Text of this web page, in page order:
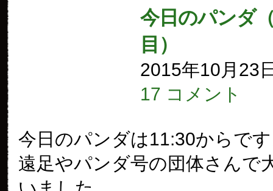
今日のパンダ
目）
2015年10月23
17 コメント
今日のパンダは11:30からで
遠足やパンダ号の団体さんで